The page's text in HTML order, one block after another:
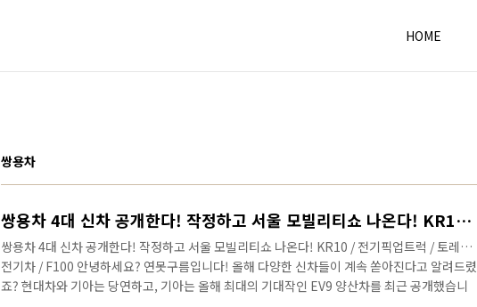
HOME
쌍용차
쌍용차 4대 신차 공개한다! 작정하고 서울 모빌리티쇼 나온다! KR10 / 전기픽업트럭 / 토레스전기차 / F100
쌍용차 4대 신차 공개한다! 작정하고 서울 모빌리티쇼 나온다! KR10 / 전기픽업트럭 / 토레스
전기차 / F100 안녕하세요? 연못구름입니다! 올해 다양한 신차들이 계속 쏟아진다고 알려드렸
죠? 현대차와 기아는 당연하고, 기아는 올해 최대의 기대작인 EV9 양산차를 최근 공개했습니